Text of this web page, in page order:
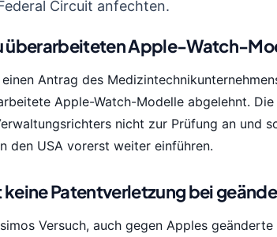
Circuit anfechten.
überarbeiteten Apple-Watch-
Antrag des
Apple-Watch-Modelle abgelehnt. Die
nicht zur Prüfung an und
den USA vorerst weiter einführen.
Patentverletzung bei
Versuch, auch gegen Apples geänderte